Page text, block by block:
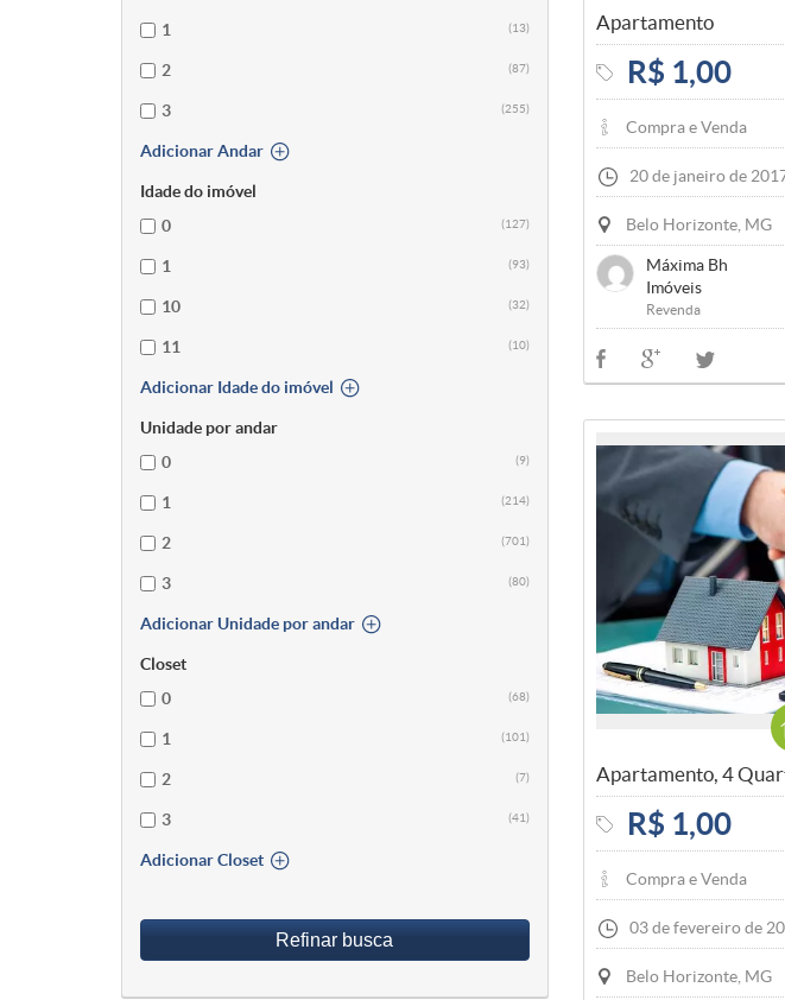
1 (13)
2 (87)
3 (255)
Adicionar Andar
Idade do imóvel
0
(127)
1 (93)
10 (32)
11 (10)
Adicionar Idade do imóvel
Unidade por andar
0
(9)
1 (214)
2 (701)
3 (80)
Adicionar Unidade por andar
Closet
0
(68)
1 (101)
2 (7)
3 (41)
Adicionar Closet
Refinar busca
Apartamento
R$ 1,00
Compra e Venda
20 de janeiro de
Belo Horizonte, MG
Máxima Bh
Imóveis
Revenda
Apartamento, 4
R$ 1,00
Compra e Venda
03 de fevereiro de
Belo Horizonte, MG